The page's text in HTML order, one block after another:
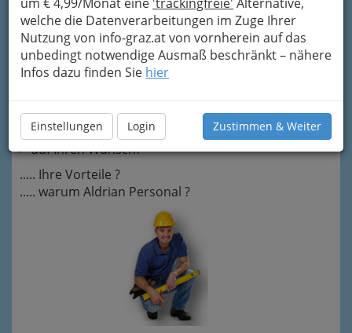
welche die Datenverarbeitungen im Zuge Ihrer
Nutzung von info-graz.at von vornherein auf das
unbedingt notwendige Ausmaß beschränkt – nähere
Infos dazu finden Sie hier
Einstellungen Login Zustimmen & Weiter
Wir sindExperten in der
Personalbereitstellung.
Schlosser
Schweißer
Elektriker
Installateure
Büro
auf Ihren Wunsch?
..... Ihre Vorteile ?
..... warum Aldrian Personal ?